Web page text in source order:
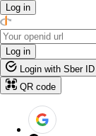
Log in
Log in
Login with Sber ID
QR code